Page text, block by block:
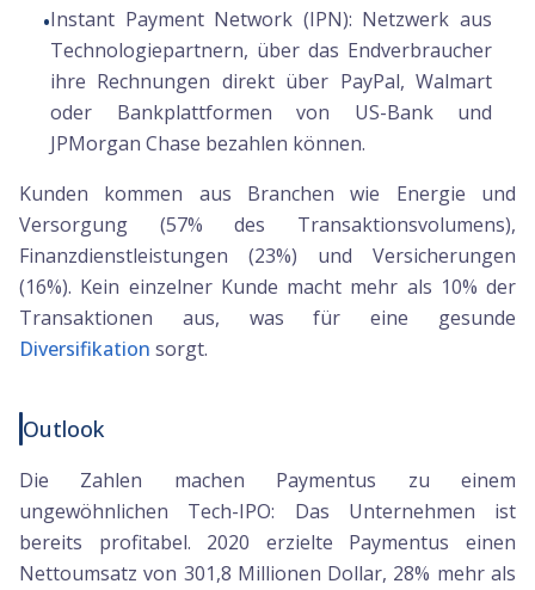
•Instant Payment Network (IPN): Netzwerk aus
Technologiepartnern, über das Endverbraucher
ihre Rechnungen direkt über PayPal, Walmart
oder Bankplattformen von US-Bank und
JPMorgan Chase bezahlen können.
Kunden kommen aus Branchen wie Energie und
Versorgung (57% des Transaktionsvolumens),
Finanzdienstleistungen (23%) und Versicherungen
(16%). Kein einzelner Kunde macht mehr als 10% der
Transaktionen aus, was für eine gesunde
Diversifikation sorgt.
Outlook
Die Zahlen machen Paymentus zu einem
ungewöhnlichen Tech-IPO: Das Unternehmen ist
bereits profitabel. 2020 erzielte Paymentus einen
Nettoumsatz von 301,8 Millionen Dollar, 28% mehr als